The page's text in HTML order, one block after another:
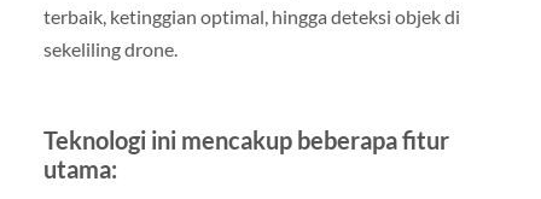
terbaik, ketinggian optimal, hingga deteksi objek di
sekeliling drone.
Teknologi ini mencakup beberapa fitur
utama: